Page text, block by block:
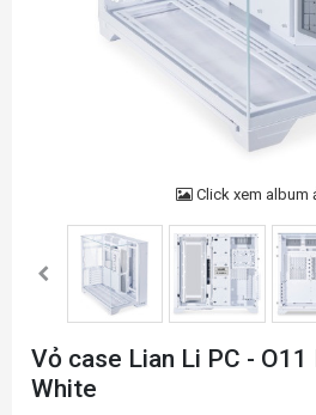
Click xem album
Vỏ case Lian Li PC -
White